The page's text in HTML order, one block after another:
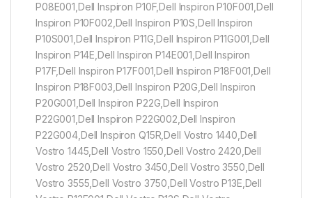
P08E001,Dell Inspiron P10F,Dell Inspiron P10F001,Dell
Inspiron P10F002,Dell Inspiron P10S,Dell Inspiron
P10S001,Dell Inspiron P11G,Dell Inspiron P11G001,Dell
Inspiron P14E,Dell Inspiron P14E001,Dell Inspiron
P17F,Dell Inspiron P17F001,Dell Inspiron P18F001,Dell
Inspiron P18F003,Dell Inspiron P20G,Dell Inspiron
P20G001,Dell Inspiron P22G,Dell Inspiron
P22G001,Dell Inspiron P22G002,Dell Inspiron
P22G004,Dell Inspiron Q15R,Dell Vostro 1440,Dell
Vostro 1445,Dell Vostro 1550,Dell Vostro 2420,Dell
Vostro 2520,Dell Vostro 3450,Dell Vostro 3550,Dell
Vostro 3555,Dell Vostro 3750,Dell Vostro P13E,Dell